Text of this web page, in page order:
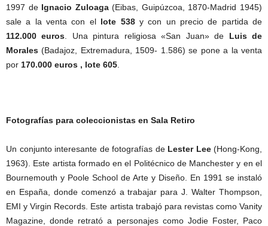
1997 de Ignacio Zuloaga(Eibas, Guipúzcoa, 1870-Madrid 1945)
sale a la venta con el lote 538y con un precio de partida de
112.000 euros . Una pintura religiosa «San Juan» de Luis de
Morales (Badajoz, Extremadura, 1509- 1.586) se pone a la venta
por 170.000 euros , lote 605
Fotografías para coleccionistas en Sala Retiro
Un conjunto interesante de fotografías deLester Lee(Hong-Kong,
1963). Este artista formado en el Politécnico de Manchester y en el
Bournemouth y Poole School de Arte y Diseño. En 1991 se instaló
en España, donde comenzó a trabajar para J. Walter Thompson,
EMI y Virgin Records. Este artista trabajó para revistas como Vanity
Magazine, donde retrató a personajes como Jodie Foster, Paco